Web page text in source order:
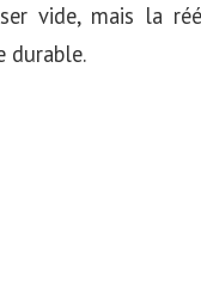
vide, mais la
durable.